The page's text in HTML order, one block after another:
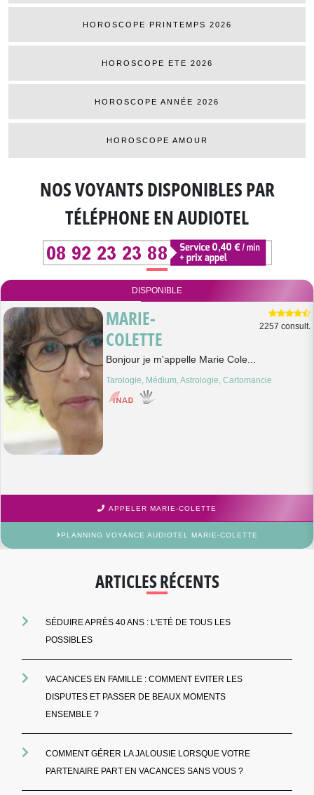
HOROSCOPE PRINTEMPS 2026
HOROSCOPE ETE 2026
HOROSCOPE ANNÉE 2026
HOROSCOPE AMOUR
NOS VOYANTS DISPONIBLESPAR
TÉLÉPHONE EN AUDIOTEL
DISPONIBLE
MARIE-
COLETTE
2257 consult.
Bonjour je m'appelle Marie Cole...
Tarologie, Médium, Astrologie, Cartomancie
APPELER MARIE-COLETTE
PLANNING VOYANCE AUDIOTEL MARIE-COLETTE
ARTICLES RÉCENTS
SÉDUIRE APRÈS 40 ANS : L'ETÉ DE TOUS LES
POSSIBLES
VACANCES EN FAMILLE : COMMENT EVITER LES
DISPUTES ET PASSER DE BEAUX MOMENTS
ENSEMBLE ?
COMMENT GÉRER LA JALOUSIE LORSQUE VOTRE
PARTENAIRE PART EN VACANCES SANS VOUS ?